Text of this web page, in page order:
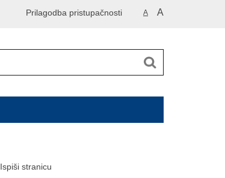
A A
Prilagodba pristupačnosti
Ispiši stranicu